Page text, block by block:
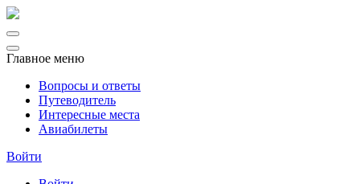
Главное меню
Вопросы и ответы
Путеводитель
Интересные места
Авиабилеты
Войти